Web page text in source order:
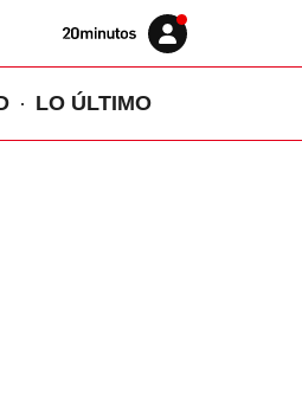
Volver
Iniciar
sesión
LO ÚLTIMO